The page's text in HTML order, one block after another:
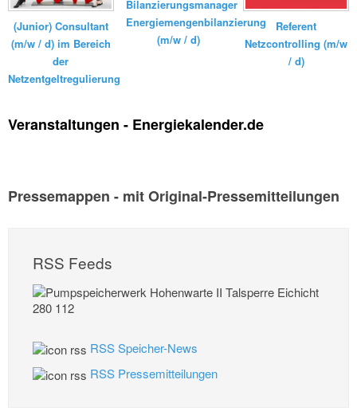
(Junior) Consultant
(m/w / d) im Bereich
der
Netzentgeltregulierung
Bilanzierungsmanager
Energiemengenbilanzierung
(m/w / d)
Referent
Netzcontrolling (m/w
/ d)
Veranstaltungen - Energiekalender.de
Pressemappen - mit Original-Pressemitteilungen
RSS Feeds
RSS Speicher-News
RSS Pressemitteilungen